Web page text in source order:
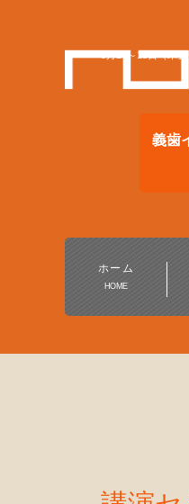
義歯
9月14～15日（木
ホーム
HOME